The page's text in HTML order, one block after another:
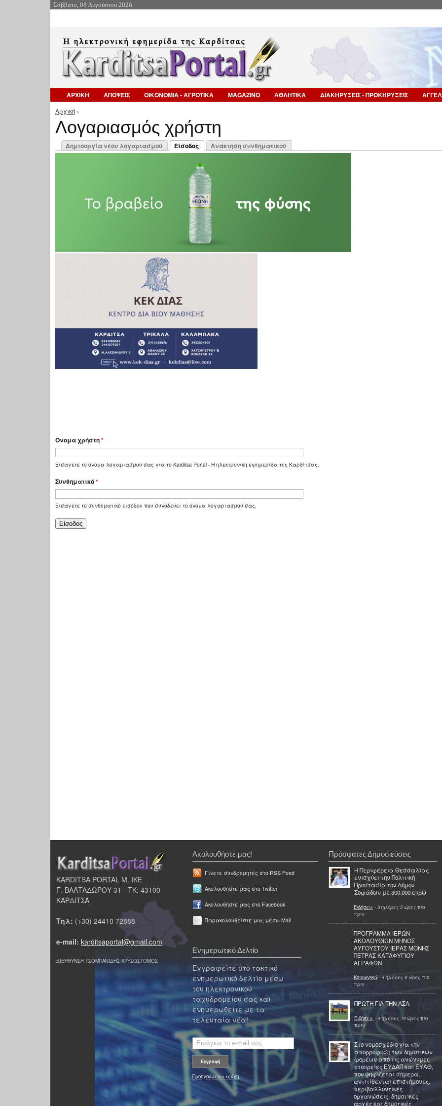
Σάββατο, 08 Αυγούστου 2026
ΑΡΧΙΚΗ ΑΠΟΨΕΙΣ ΟΙΚΟΝΟΜΙΑ - ΑΓΡΟΤΙΚΑ MAGAZINO ΑΘΛΗΤΙΚΑ ΔΙΑΚΗΡΥΞΕΙΣ - ΠΡΟΚΗΡΥΞΕΙΣ
Είστε εδώ
Αρχική ›
Λογαριασμός χρήστη
Πρωτεύουσες καρτέλες
Δημιουργία νέου λογαριασμού
Είσοδος
(ενεργή καρτέλα)
Ανάκτηση συνθηματικού
Όνομα χρήστη*
Εισάγετε το όνομα λογαριασμού σας για το Karditsa Portal - Η ηλεκτρονική εφημερίδα της Καρδίτσας.
Συνθηματικό*
Εισάγετε το συνθηματικό εισόδου που συνοδεύει το όνομα λογαριασμού σας.
KARDITSA PORTAL Μ. ΙΚΕ
Γ. ΒΑΛΤΑΔΩΡΟΥ 31 - ΤΚ: 43100
ΚΑΡΔΙΤΣΑ
Τηλ: (+30) 24410 72888
e-mail: karditsaportal@gmail.com
ΔΙΕΥΘΥΝΣΗ ΤΣΟΜΠΑΝΙΔΗΣ ΧΡΥΣΟΣΤΟΜΟΣ
Ακολουθήστε μας!
Γίνετε συνδρομητές στο RSS Feed
Ακολουθήστε μας στο Twitter
Ακολουθήστε μας στο Facebook
Παρακολουθείστε μας μέσω Mail
Ενημερωτικό Δελτίο
Εγγραφείτε στο τακτικό
ενημερωτικό δελτίο μέσω
του ηλεκτρονικού
ταχυδρομείου σας και
ενημερωθείτε με τα
τελευταία νέα!
Προηγούμενα τεύχη
Πρόσφατες Δημοσιεύσεις
Η Περιφέρεια Θεσσαλίας
ενισχύει την Πολιτική
Προστασία του Δήμου
Σοφάδων με 300.000 ευρώ
Ειδήσεις - 3 ημέρες 5 ώρες πιο
πριν
ΠΡΟΓΡΑΜΜΑ ΙΕΡΩΝ
ΑΚΟΛΟΥΘΙΩΝ ΜΗΝΟΣ
ΑΥΓΟΥΣΤΟΥ ΙΕΡΑΣ ΜΟΝΗΣ
ΠΕΤΡΑΣ ΚΑΤΑΦΥΓΙΟΥ
ΑΓΡΑΦΩΝ
Κοινωνικά - 4 ημέρες 9 ώρες πιο
πριν
ΠΡΩΤΗ ΓΙΑ ΤΗΝ ΑΣΑ
Ειδήσεις - 4 ημέρες 19 ώρες πιο
πριν
Στο νομοσχέδιο για την
απορρόφηση των δημοτικών
φορέων από τις ανώνυμες
εταιρείες ΕΥΔΑΠ και ΕΥΑΘ,
που ψηφίζεται σήμερα,
αντιτίθενται επιστήμονες,
περιβαλλοντικές
οργανώσεις, δημοτικές
αρχές και δημοτικές